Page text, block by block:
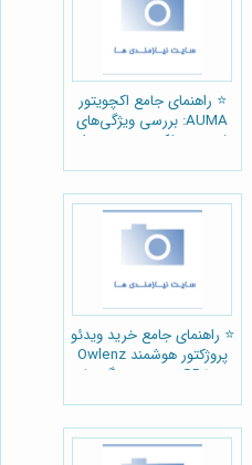
⭐️ راهنمای جامع اکچویتور
AUMA: بررسی ویژگی‌های
فنی و عملکردی + خرید از
⭐️ راهنمای جامع خرید ویدئو
پروژکتور هوشمند Owlenz
SD500: بررسی ویژگی‌ها،